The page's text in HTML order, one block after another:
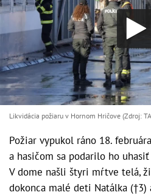
Likvidácia požiaru v Hornom Hričove (Zdroj:
Požiar vypukol ráno 18.
a hasičom sa podarilo ho
V dome našli štyri mŕtve telá,
dokonca malé deti Natálka (†3)